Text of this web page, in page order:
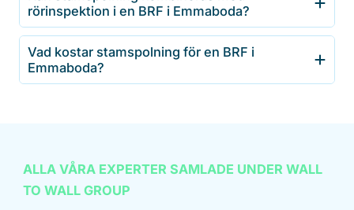
rörinspektion i en BRF i Emmaboda?
Vad kostar stamspolning för en BRF i
Emmaboda?
ALLA VÅRA EXPERTER SAMLADE UNDER WALL
TO WALL GROUP